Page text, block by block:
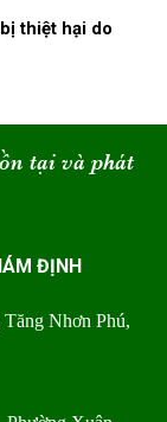
thiệt hại do
tại và phát
ĐỊNH
Nhơn Phú,